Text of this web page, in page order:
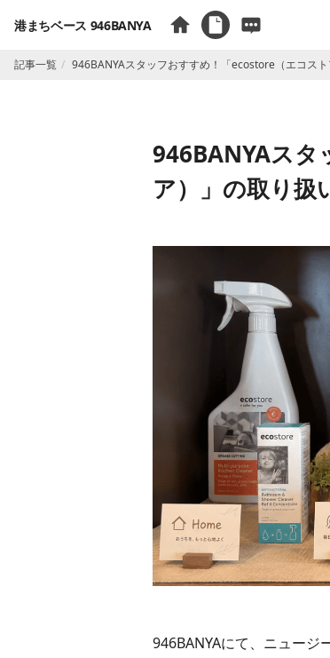
港まちベース 946BANYA
記事一覧 946BANYAスタッフおすすめ！「ecostore（エコス
946BANYAスタ
ア）」の取り扱
946BANYAにて、ニュー